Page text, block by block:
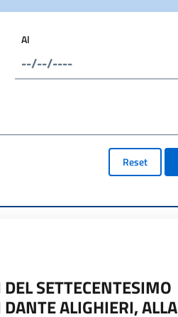
Al
Reset
SETTECENTESIMO
ALIGHIERI, ALLA